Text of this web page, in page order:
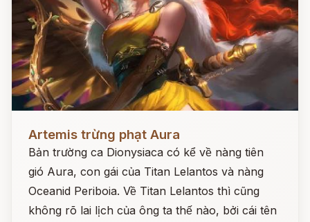
Artemis trừng phạt Aura
Bản trường ca Dionysiaca có kể về nàng tiên
gió Aura, con gái của Titan Lelantos và nàng
Oceanid Periboia. Về Titan Lelantos thì cũng
không rõ lai lịch của ông ta thế nào, bởi cái tên